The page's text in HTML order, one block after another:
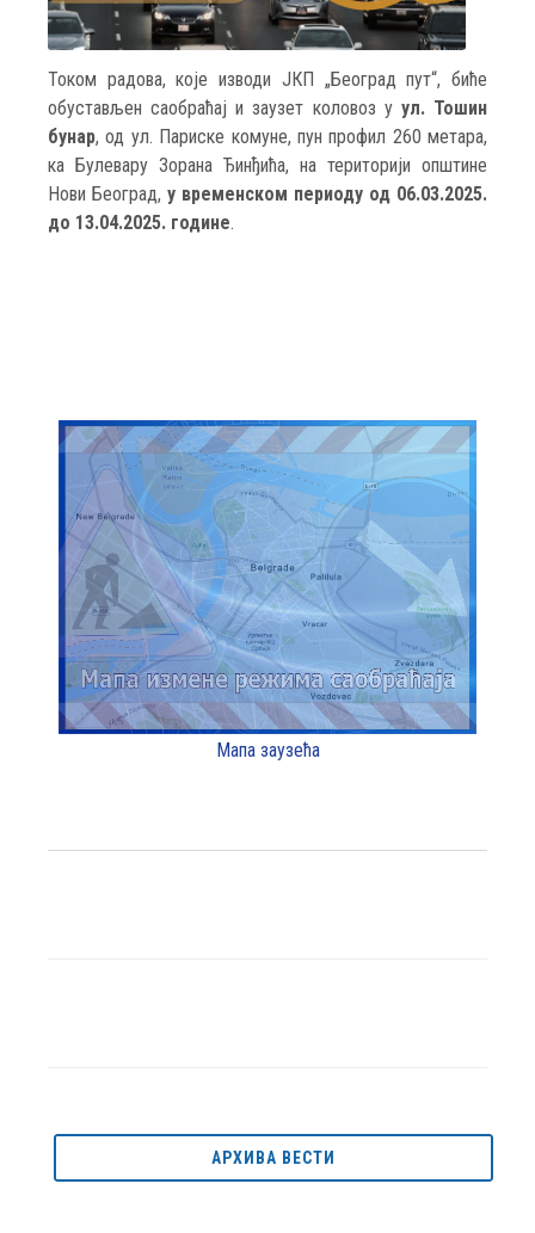
Током радова, које изводи ЈКП „Београд пут“, биће
обустављен саобраћај и заузет коловоз у ул. Тошин
бунар, од ул. Париске комуне, пун профил 260 метара,
ка Булевару Зорана Ђинђића, на територији општине
Нови Београд, у временском периоду од 06.03.2025.
до 13.04.2025. године.
Мапа заузећа
АРХИВА ВЕСТИ